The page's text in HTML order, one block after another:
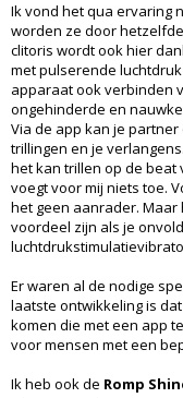
Ik vond het qua ervaring
worden ze door
clitoris wordt ook hier
met pulserende
apparaat ook verbinden
ongehinderde en
Via de app kan je
trillingen en je
het kan trillen op de beat
voegt voor mij niets toe.
het geen aanrader.
voordeel zijn als je
Er waren al de nodige
laatste ontwikkeling is
komen die met een app
voor mensen met een
Ik heb ook de Romp